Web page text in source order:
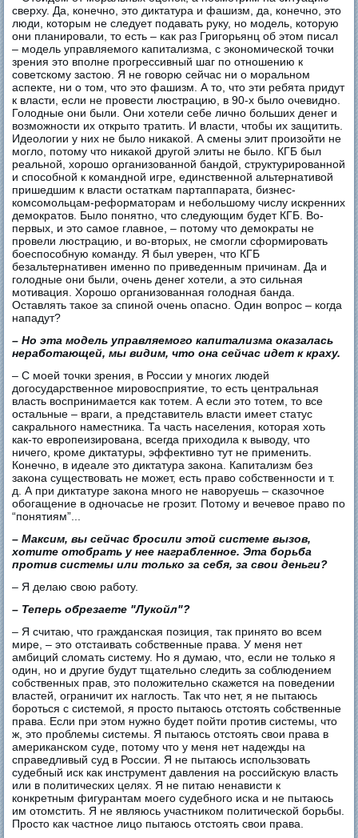
сверху. Да, конечно, это диктатура и фашизм, да, конечно, это
люди, которым не следует подавать руку, но модель, которую
они планировали, то есть – как раз Григорьянц об этом писал
– модель управляемого капитализма, с экономической точки
зрения это вполне прогрессивный шаг по отношению к
советскому застою. Я не говорю сейчас ни о моральном
аспекте, ни о том, что это фашизм. А то, что эти ребята придут
к власти, если не провести люстрацию, в 90-х было очевидно.
Голодные они были. Они хотели себе лично больших денег и
возможности их открыто тратить. И власти, чтобы их защитить.
Идеологии у них не было никакой. А смены элит произойти не
могло, потому что никакой другой элиты не было. КГБ был
реальной, хорошо организованной бандой, структурированной
и способной к командной игре, единственной альтернативой
пришедшим к власти остаткам партаппарата, бизнес-
комсомольцам-реформаторам и небольшому числу искренних
демократов. Было понятно, что следующим будет КГБ. Во-
первых, и это самое главное, – потому что демократы не
провели люстрацию, и во-вторых, не смогли сформировать
боеспособную команду. Я был уверен, что КГБ
безальтернативен именно по приведенным причинам. Да и
голодные они были, очень денег хотели, а это сильная
мотивация. Хорошо организованная голодная банда.
Оставлять такое за спиной очень опасно. Один вопрос – когда
нападут?
– Но эта модель управляемого капитализма оказалась
неработающей, мы видим, что она сейчас идет к краху.
– С моей точки зрения, в России у многих людей
догосударственное мировосприятие, то есть центральная
власть воспринимается как тотем. А если это тотем, то все
остальные – враги, а представитель власти имеет статус
сакрального наместника. Та часть населения, которая хоть
как-то европеизирована, всегда приходила к выводу, что
ничего, кроме диктатуры, эффективно тут не применить.
Конечно, в идеале это диктатура закона. Капитализм без
закона существовать не может, есть право собственности и т.
д. А при диктатуре закона много не наворуешь – сказочное
обогащение в одночасье не грозит. Потому и вечевое право по
“понятиям”...
– Максим, вы сейчас бросили этой системе вызов,
хотите отобрать у нее награбленное. Эта борьба
против системы или только за себя, за свои деньги?
– Я делаю свою работу.
– Теперь обрезаете "Лукойл"?
– Я считаю, что гражданская позиция, так принято во всем
мире, – это отстаивать собственные права. У меня нет
амбиций сломать систему. Но я думаю, что, если не только я
один, но и другие будут тщательно следить за соблюдением
собственных прав, это положительно скажется на поведении
властей, ограничит их наглость. Так что нет, я не пытаюсь
бороться с системой, я просто пытаюсь отстоять собственные
права. Если при этом нужно будет пойти против системы, что
ж, это проблемы системы. Я пытаюсь отстоять свои права в
американском суде, потому что у меня нет надежды на
справедливый суд в России. Я не пытаюсь использовать
судебный иск как инструмент давления на российскую власть
или в политических целях. Я не питаю ненависти к
конкретным фигурантам моего судебного иска и не пытаюсь
им отомстить. Я не являюсь участником политической борьбы.
Просто как частное лицо пытаюсь отстоять свои права.